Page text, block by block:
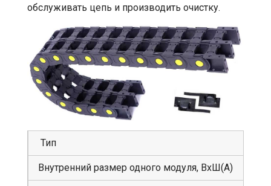
обслуживать цепь и производить очистку.
Тип
Внутренний размер одного модуля, ВхШ(А)